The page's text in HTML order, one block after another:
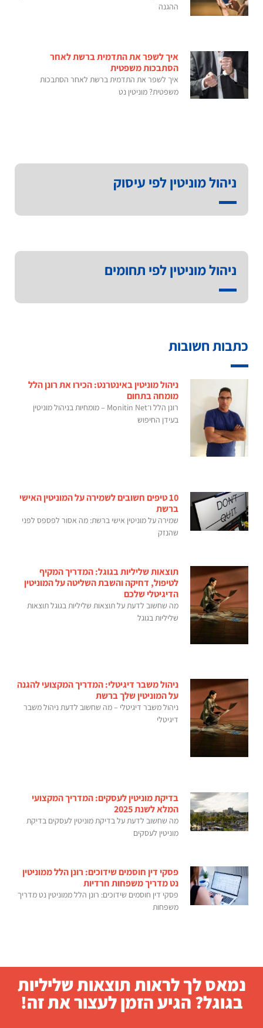
ההגנה
איך לשפר את התדמית ברשת לאחר
הסתבכות משפטית
איך לשפר את התדמית ברשת לאחר הסתבכות
משפטית? מוניטין נט
ניהול מוניטין לפי עיסוק
ניהול מוניטין לפי תחומים
כתבות חשובות
ניהול מוניטין באינטרנט: הכירו את רונן הלל
מומחה בתחום
רונן הלל ו־Monitin Net – מומחיות בניהול מוניטין
בעידן החיפוש
10 טיפים חשובים לשמירה על המוניטין האישי
ברשת
שמירה על מוניטין אישי ברשת: מה אסור לפספס לפני
שהנזק
תוצאות שליליות בגוגל: המדריך המקיף
לטיפול, דחיקה והשבת השליטה על המוניטין
הדיגיטלי שלכם
מה שחשוב לדעת על תוצאות שליליות בגוגל תוצאות
שליליות בגוגל
ניהול משבר דיגיטלי: המדריך המקצועי להגנה
על המוניטין שלך ברשת
ניהול משבר דיגיטלי – מה שחשוב לדעת ניהול משבר
דיגיטלי
בדיקת מוניטין לעסקים: המדריך המקצועי
המלא לשנת 2025
מה שחשוב לדעת על בדיקת מוניטין לעסקים בדיקת
מוניטין לעסקים
פסקי דין חוסמים שידוכים: רונן הלל ממוניטין
נט מדריך משפחות חרדיות
פסקי דין חוסמים שידוכים: רונן הלל ממוניטין נט מדריך
משפחות
נמאס לך לראות תוצאות שליליות
בגוגל? הגיע הזמן לעצור את זה!